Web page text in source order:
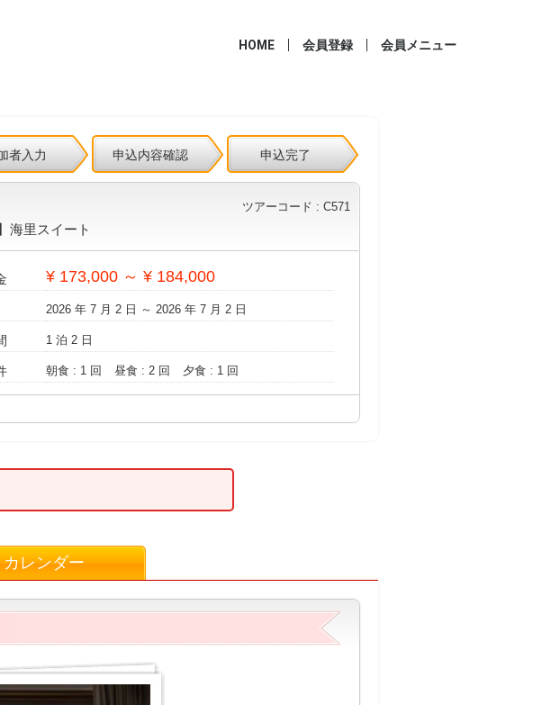
HOME 会員登録 会員メニュー
者入力 申込内容確認 申込完了
ツアーコード : C571
海里スイート
¥ 173,000 ～ ¥ 184,000
2026 年 7 月 2 日 ～ 2026 年 7 月 2 日
1 泊 2 日
朝食 : 1 回 昼食 : 2 回 夕食 : 1 回
カレンダー